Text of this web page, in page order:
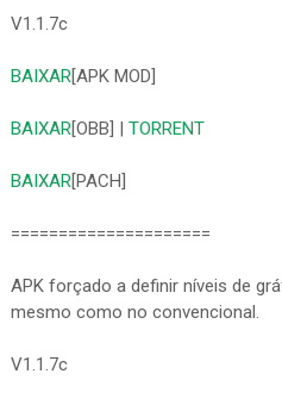
V1.1.7c
BAIXAR[APK MOD]
BAIXAR[OBB] | TORRENT
BAIXAR[PACH]
=====================
APK forçado a definir níveis de
mesmo como no convencional.
V1.1.7c